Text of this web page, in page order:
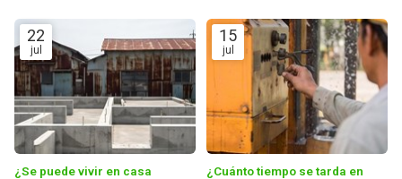
22
jul
¿Se puede vivir en casa
15
jul
¿Cuánto tiempo se tarda en